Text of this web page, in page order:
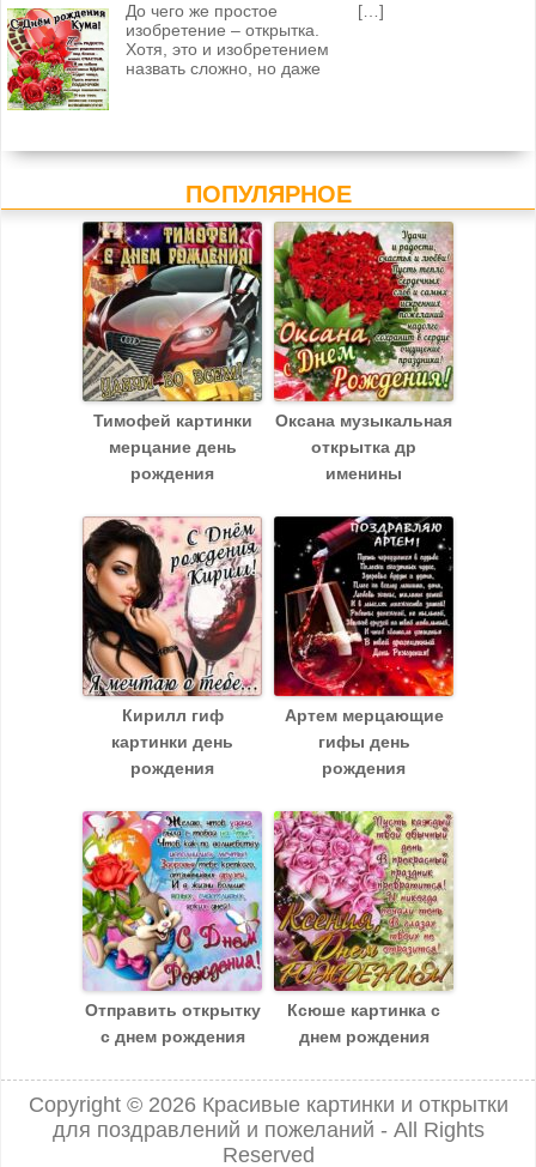
До чего же простое
изобретение – открытка.
Хотя, это и изобретением
назвать сложно, но даже
[…]
ПОПУЛЯРНОЕ
Тимофей картинки
мерцание день
рождения
Оксана музыкальная
открытка др
именины
Кирилл гиф
картинки день
рождения
Артем мерцающие
гифы день
рождения
Отправить открытку
с днем рождения
Ксюше картинка с
днем рождения
Copyright © 2026 Красивые картинки и открытки
для поздравлений и пожеланий - All Rights
Reserved